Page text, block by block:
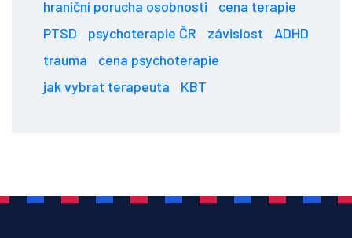
hraniční porucha osobnosti
cena terapie
PTSD
psychoterapie ČR závislost
ADHD
trauma
cena psychoterapie
jak vybrat terapeuta
KBT